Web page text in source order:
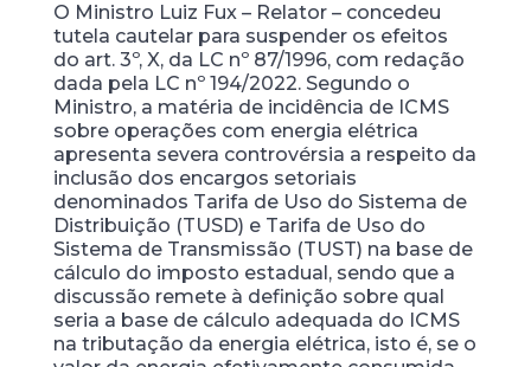
O Ministro Luiz Fux – Relator – concedeu
tutela cautelar para suspender os efeitos
do art. 3º, X, da LC nº 87/1996, com redação
dada pela LC nº 194/2022. Segundo o
Ministro, a matéria de incidência de ICMS
sobre operações com energia elétrica
apresenta severa controvérsia a respeito da
inclusão dos encargos setoriais
denominados Tarifa de Uso do Sistema de
Distribuição (TUSD) e Tarifa de Uso do
Sistema de Transmissão (TUST) na base de
cálculo do imposto estadual, sendo que a
discussão remete à definição sobre qual
seria a base de cálculo adequada do ICMS
na tributação da energia elétrica, isto é, se o